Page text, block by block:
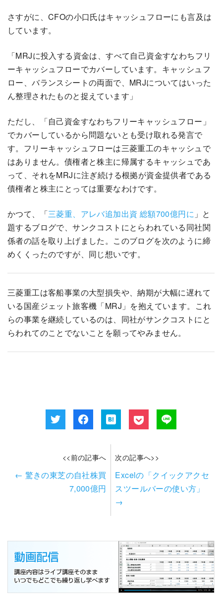
さすがに、CFOの小口氏はキャッシュフローにも言及は
しています。
「MRJに投入する資金は、すべて自己資金すなわちフリ
ーキャッシュフローでカバーしています。キャッシュフ
ロー、バランスシートの両面で、MRJについてはいった
ん整理されたものと捉えています」
ただし、「自己資金すなわちフリーキャッシュフロー」
でカバーしているから問題ないとも受け取れる発言で
す。フリーキャッシュフローは三菱重工のキャッシュで
はありません。債権者と株主に帰属するキャッシュであ
って、それをMRJに注ぎ続ける根拠が資金提供者である
債権者と株主にとっては重要なわけです。
かつて、「三菱重、アレバ追加出資 総額700億円に 」と
題するブログで、サンクコストにとらわれている同社関
係者の話を取り上げました。このブログを次のように締
めくくったのですが、同じ想いです。
三菱重工は客船事業の大型損失や、納期が大幅に遅れて
いる国産ジェット旅客機「MRJ」を抱えています。これ
らの事業を継続しているのは、同社がサンクコストにと
らわれてのことでないことを願ってやみません。
<<前の記事へ
← 驚きの東芝の自社株買
7,000億円
次の記事へ>>
Excelの「クイックアクセ
スツールバーの使い方」
→